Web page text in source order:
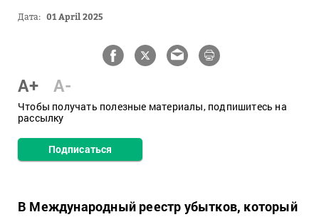
Дата: 01 April 2025
A+ A-
Чтобы получать полезные материалы, подпишитесь на
рассылку
Подписаться
В Международный реестр убытков, который